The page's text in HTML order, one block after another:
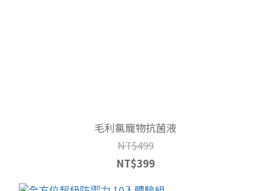
毛利氯寵物抗菌液
NT$499
NT$399